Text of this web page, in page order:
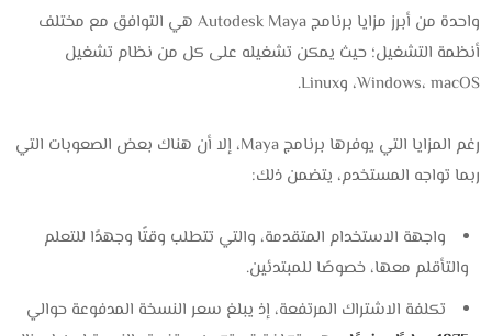
واحدة من أبرز مزايا برنامج Autodesk Maya هي التوافق مع مختلف
أنظمة التشغيل؛ حيث يمكن تشغيله على كل من نظام تشغيل
Windows، macOS، وLinux.
رغم المزايا التي يوفرها برنامج Maya، إلا أن هناك بعض الصعوبات التي
ربما تواجه المستخدم، يتضمن ذلك:
واجهة الاستخدام المتقدمة، والتي تتطلب وقتًا وجهدًا للتعلم
والتأقلم معها، خصوصًا للمبتدئين.
تكلفة الاشتراك المرتفعة، إذ يبلغ سعر النسخة المدفوعة حوالي